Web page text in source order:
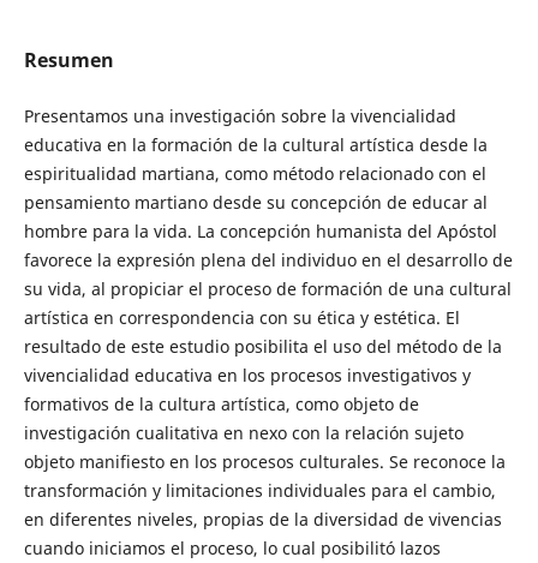
Resumen
Presentamos una investigación sobre la vivencialidad
educativa en la formación de la cultural artística desde la
espiritualidad martiana, como método relacionado con el
pensamiento martiano desde su concepción de educar al
hombre para la vida. La concepción humanista del Apóstol
favorece la expresión plena del individuo en el desarrollo de
su vida, al propiciar el proceso de formación de una cultural
artística en correspondencia con su ética y estética. El
resultado de este estudio posibilita el uso del método de la
vivencialidad educativa en los procesos investigativos y
formativos de la cultura artística, como objeto de
investigación cualitativa en nexo con la relación sujeto
objeto manifiesto en los procesos culturales. Se reconoce la
transformación y limitaciones individuales para el cambio,
en diferentes niveles, propias de la diversidad de vivencias
cuando iniciamos el proceso, lo cual posibilitó lazos